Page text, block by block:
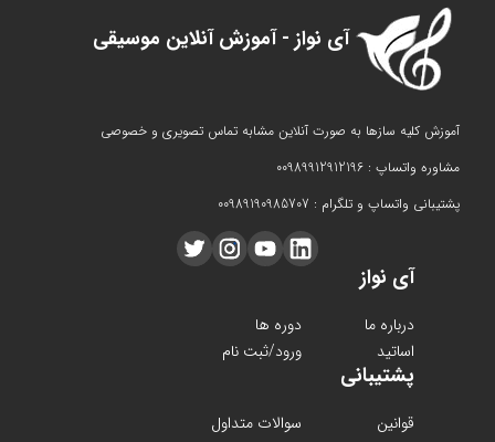
آی نواز - آموزش آنلاین موسیقی
آموزش کلیه سازها به صورت آنلاین مشابه تماس تصویری و خصوصی
مشاوره واتساپ : 00989912912196
پشتیبانی واتساپ و تلگرام : 00989190985707
آی نواز
درباره ما
دوره ها
اساتید
ورود/ثبت نام
پشتیبانی
قوانین
سوالات متداول